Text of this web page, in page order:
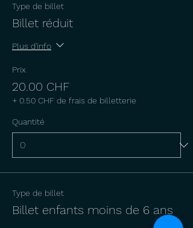
Type de billet
Billet réduit
Plus d'info
Prix
20.00 CHF
+ 0.50 CHF de frais de billetterie
Quantité
Type de billet
Billet enfants moins de 6 ans